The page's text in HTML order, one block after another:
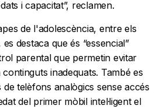
i capacitat”, reclamen.
de l'adolescència, entre els
destaca que és “essencial”
parental que permetin evitar
inadequats. També es
telèfons analògics sense accés
del primer mòbil intel·ligent el